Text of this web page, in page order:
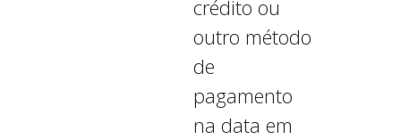
crédito ou
outro método
de
pagamento
na data em